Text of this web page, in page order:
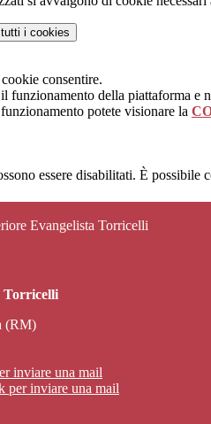
i cookies
consentire.
funzionamento della piattaforma e
potete visionare la
essere disabilitati. È possibile
Evangelista Torricelli
Torricelli
(RM)
inviare una mail
per inviare una mail